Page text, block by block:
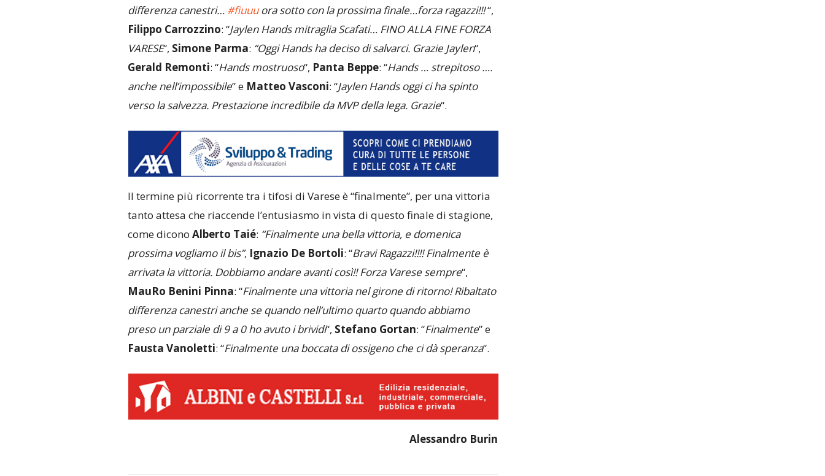
differenza canestri… #fiuuuora sotto con la prossima finale…forza ragazzi!!!“,
Filippo Carrozzino: “Jaylen Hands mitraglia Scafati… FINO ALLA FINE FORZA
VARESE“, Simone Parma: “Oggi Hands ha deciso di salvarci. Grazie Jaylen“,
Gerald Remonti: “Hands mostruoso“, Panta Beppe: “Hands … strepitoso ….
anche nell’impossibile” eMatteo Vasconi: “Jaylen Hands oggi ci ha spinto
verso la salvezza. Prestazione incredibile da MVP della lega. Grazie“.
Il termine più ricorrente tra i tifosi di Varese è “finalmente”, per una vittoria
tanto attesa che riaccende l’entusiasmo in vista di questo finale di stagione,
come dicono Alberto Taié: “Finalmente una bella vittoria, e domenica
prossima vogliamo il bis”, Ignazio De Bortoli: “Bravi Ragazzi!!!! Finalmente è
arrivata la vittoria. Dobbiamo andare avanti così!! Forza Varese sempre“,
MauRo Benini Pinna: “Finalmente una vittoria nel girone di ritorno! Ribaltato
differenza canestri anche se quando nell’ultimo quarto quando abbiamo
preso un parziale di 9 a 0 ho avuto i brividi“, Stefano Gortan: “Finalmente” e
Fausta Vanoletti: “Finalmente una boccata di ossigeno che ci dà speranza“.
Alessandro Burin